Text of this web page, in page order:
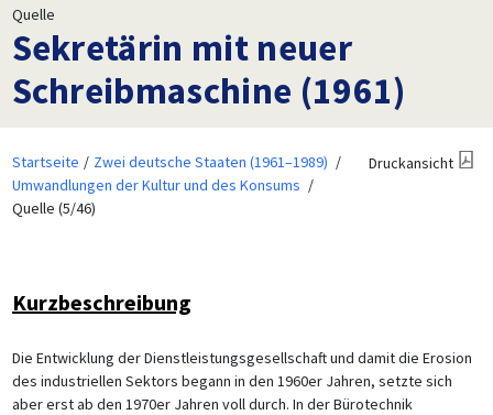
Quelle
Sekretärin mit neuer
Schreibmaschine (1961)
Startseite
Zwei deutsche Staaten (1961–1989)
Umwandlungen der Kultur und des Konsums
Quelle (5/46)
Druckansicht
Kurzbeschreibung
Die Entwicklung der Dienstleistungsgesellschaft und damit die Erosion
des industriellen Sektors begann in den 1960er Jahren, setzte sich
aber erst ab den 1970er Jahren voll durch. In der Bürotechnik